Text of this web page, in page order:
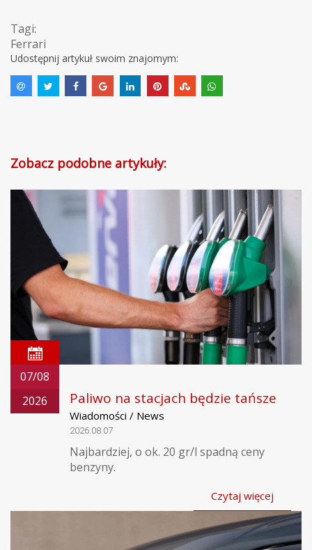
Tagi:
Ferrari
Udostępnij artykuł swoim znajomym:
Zobacz podobne artykuły:
07/08
2026
Paliwo na stacjach będzie tańsze
Wiadomości / News
2026.08.07
Najbardziej, o ok. 20 gr/l spadną ceny
benzyny.
Czytaj więcej